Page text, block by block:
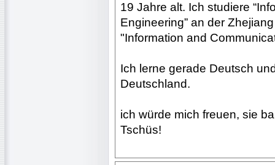
19 Jahre alt. Ich studiere
Engineering” an der
"Information and
Ich lerne gerade Deutsch
Deutschland.
ich würde mich freuen, sie
Tschüs!